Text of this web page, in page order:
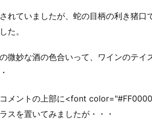
れていましたが、蛇の目柄の利き猪
た。
微妙な酒の色合いって、ワインのテ
メントの上部に<font
スを置いてみましたが・・・